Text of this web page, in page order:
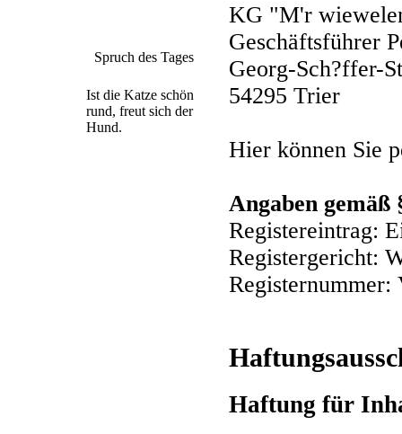
Spruch des Tages
Ist die Katze schön
rund, freut sich der
Hund.
KG "M'r
Geschäftsführer
Georg-Sch?ffer-
54295 Trier
Hier können Sie
Angaben gemäß
Registereintrag:
Registergericht:
Registernummer:
Haftung für